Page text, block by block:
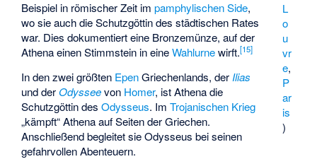
L
o
u
vr
e,
P
ar
is
)
Beispiel in römischer Zeit impamphylischen Side,
wo sie auch die Schutzgöttin des städtischen Rates
war. Dies dokumentiert eine Bronzemünze, auf der
Athena einen Stimmstein in eineWahlurnewirft.[15]
In den zwei größten EpenGriechenlands, der Ilias
und derOdysseevon Homer, ist Athena die
Schutzgöttin desOdysseus. ImTrojanischen Krieg
„kämpft“ Athena auf Seiten der Griechen.
Anschließend begleitet sie Odysseus bei seinen
gefahrvollen Abenteuern.